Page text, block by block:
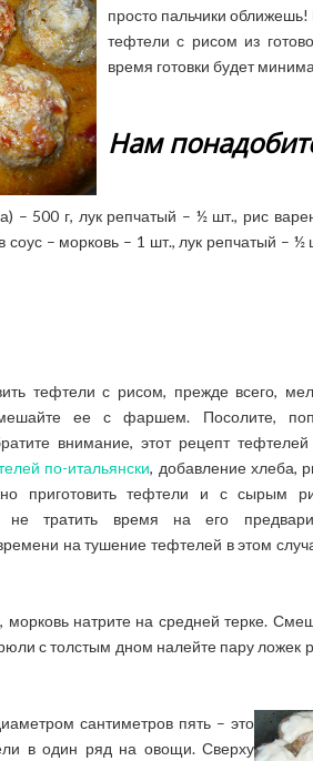
просто пальчики оближешь!
тефтели с рисом из
время готовки будет
Нам
– 500 г, лук репчатый – ½ шт., рис
соус – морковь – 1 шт., лук репчатый – ½
тефтели с рисом, прежде всего,
ее с фаршем. Посолите,
внимание, этот рецепт
по-итальянски, добавление хлеба,
приготовить тефтели и с сырым
не тратить время на его
на тушение тефтелей в этом
морковь натрите на средней терке.
с толстым дном налейте пару ложек
сантиметров пять – это
в один ряд на овощи. Сверху